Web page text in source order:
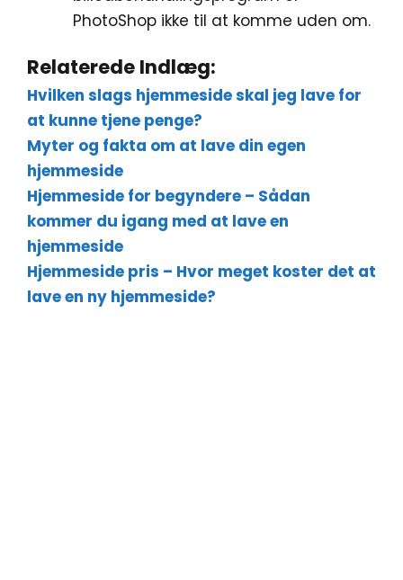
PhotoShop ikke til at komme uden om.
Relaterede Indlæg:
Hvilken slags hjemmeside skal jeg lave for
at kunne tjene penge?
Myter og fakta om at lave din egen
hjemmeside
Hjemmeside for begyndere – Sådan
kommer du igang med at lave en
hjemmeside
Hjemmeside pris – Hvor meget koster det at
lave en ny hjemmeside?